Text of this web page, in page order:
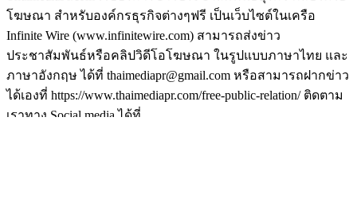
โฆษณา สำหรับองค์กรธุรกิจต่างๆฟรี เป็นเว็บไซต์ในเครือ
Infinite Wire (www.infinitewire.com) สามารถส่งข่าว
ประชาสัมพันธ์หรือคลิปวิดีโอโฆษณา ในรูปแบบภาษาไทย และ
ภาษาอังกฤษ ได้ที่ thaimediapr@gmail.com หรือสามารถฝากข่าว
ได้เองที่ https://www.thaimediapr.com/free-public-relation/ ติดตาม
เราทาง Social media ได้ที่